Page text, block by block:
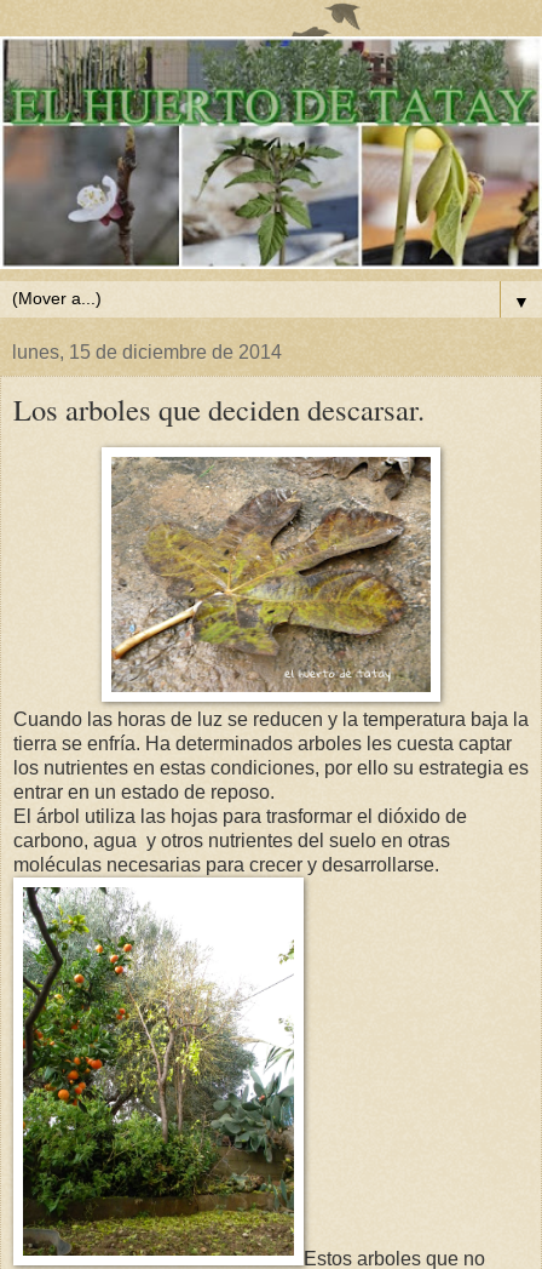
▼
lunes, 15 de diciembre de 2014
Los arboles que deciden descarsar.
Cuando las horas de luz se reducen y la temperatura baja la
tierra se enfría. Ha determinados arboles les cuesta captar
los nutrientes en estas condiciones, por ello su estrategia es
entrar en un estado de reposo.
El árbol utiliza las hojas para trasformar el dióxido de
carbono, agua y otros nutrientes del suelo en otras
moléculas necesarias para crecer y desarrollarse.
Estos arboles que no